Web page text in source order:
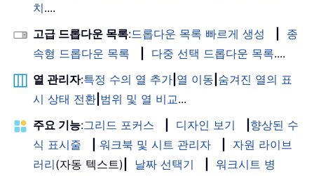
치....
고급 드롭다운 목록:드롭다운 목록 빠르게 생성
종
속형 드롭다운 목록
다중 선택 드롭다운 목록....
열 관리자:특정 수의 열 추가 열 이동 숨겨진 열의 표
시 상태 전환 범위 및 열 비교...
주요 기능:그리드 포커스 디자인 보기
향상된 수
식 표시줄
워크북 및 시트 관리자
자원 라이브
러리(자동 텍스트) 날짜 선택기
워크시트 병